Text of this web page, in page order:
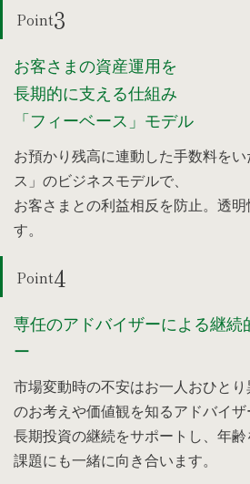
Point3
お客さまの資産運用を
長期的に支える仕組み
「フィーベース」モデル
お預かり残高に連動した手数料を
ス」のビジネスモデルで、
お客さまとの利益相反を防止。透
す。
Point4
専任のアドバイザーによる継続
ー
市場変動時の不安はお一人おひと
のお考えや価値観を知るアドバイザ
長期投資の継続をサポートし、年
課題にも一緒に向き合います。